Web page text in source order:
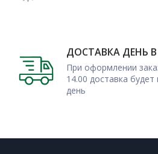
настильных конструкций,
обращаются для приобретения
Ведь предлагается
удовлетворить запросы самых
многие другие строительные
ДОСТАВКА ДЕНЬ
При оформлении
14.00 доставка
день